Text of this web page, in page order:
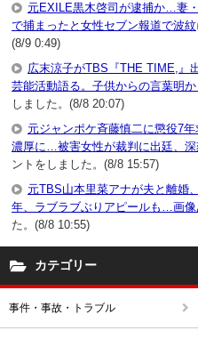
元EXILE黒木啓司が逮捕か…妻
で捕まったと女性セブン報道で波紋
(8/9 0:49)
広末涼子がTBS『THE TIME,』
芸能活動語る。子供からの言葉明
しました。(8/8 20:07)
元ジャンポケ斉藤慎二に懲役7
濃厚に…被害女性が裁判に出廷、深
ントをしました。(8/8 15:57)
元TBS山本里菜アナが夫と離婚
年、ラブラブぶりアピールも…画像
た。(8/8 10:55)
カテゴリー
事件・事故・トラブル